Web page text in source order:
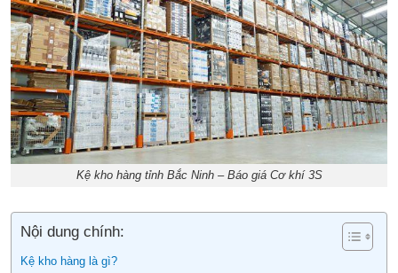
Kệ kho hàng tỉnh Bắc Ninh – Báo giá Cơ khí 3S
Nội dung chính:
Kệ kho hàng là gì?